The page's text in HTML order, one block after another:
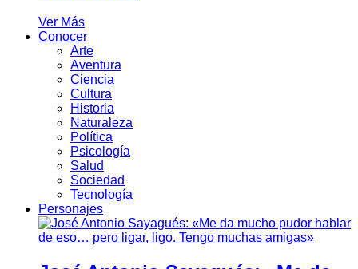
Ver Más
Conocer
Arte
Aventura
Ciencia
Cultura
Historia
Naturaleza
Política
Psicología
Salud
Sociedad
Tecnología
Personajes